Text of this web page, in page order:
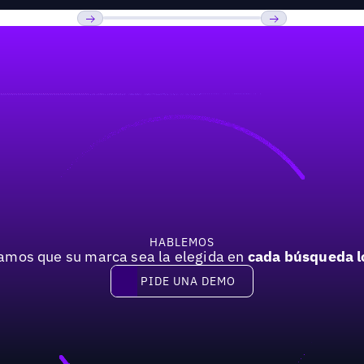
HABLEMOS
que su marca sea la elegida en cada búsqueda
Pide una demo
PIDE UNA DEMO